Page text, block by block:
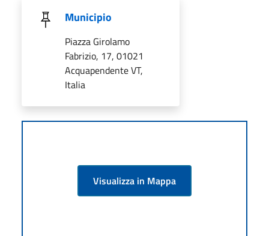
Municipio
Piazza Girolamo
Fabrizio, 17, 01021
Acquapendente VT,
Italia
Visualizza in Mappa